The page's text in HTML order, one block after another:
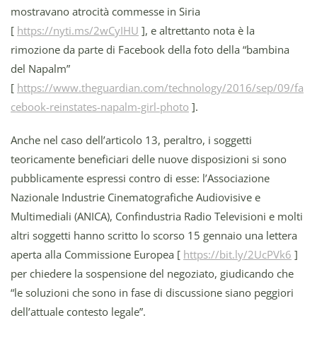
mostravano atrocità commesse in Siria
[ https://nyti.ms/2wCyIHU ], e altrettanto nota è la
rimozione da parte di Facebook della foto della “bambina
del Napalm”
[ https://www.theguardian.com/technology/2016/sep/09/fa
cebook-reinstates-napalm-girl-photo ].
Anche nel caso dell’articolo 13, peraltro, i soggetti
teoricamente beneficiari delle nuove disposizioni si sono
pubblicamente espressi contro di esse: l’Associazione
Nazionale Industrie Cinematografiche Audiovisive e
Multimediali (ANICA), Confindustria Radio Televisioni e molti
altri soggetti hanno scritto lo scorso 15 gennaio una lettera
aperta alla Commissione Europea [ https://bit.ly/2UcPVk6 ]
per chiedere la sospensione del negoziato, giudicando che
“le soluzioni che sono in fase di discussione siano peggiori
dell’attuale contesto legale”.